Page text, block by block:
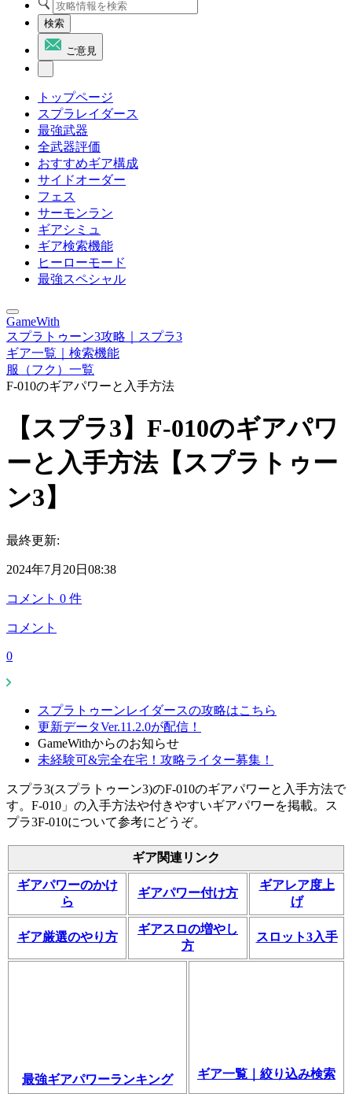
検索
ご意見
トップページ
スプラレイダース
最強武器
全武器評価
おすすめギア構成
サイドオーダー
フェス
サーモンラン
ギアシミュ
ギア検索機能
ヒーローモード
最強スペシャル
GameWith
スプラトゥーン3攻略｜スプラ3
ギア一覧｜検索機能
服（フク）一覧
F-010のギアパワーと入手方法
【スプラ3】F-010のギアパワ
ーと入手方法【スプラトゥー
ン3】
最終更新:
2024年7月20日08:38
コメント 0 件
コメント
0
スプラトゥーンレイダースの攻略はこちら
更新データVer.11.2.0が配信！
GameWithからのお知らせ
未経験可&完全在宅！攻略ライター募集！
スプラ3(スプラトゥーン3)のF-010のギアパワーと入手方法で
す。F-010」の入手方法や付きやすいギアパワーを掲載。ス
プラ3F-010について参考にどうぞ。
ギア関連リンク
ギアパワーのかけ
ら
ギアパワー付け方
ギアレア度上
げ
ギア厳選のやり方
ギアスロの増やし
方
スロット3入手
最強ギアパワーランキング ギア一覧｜絞り込み検索